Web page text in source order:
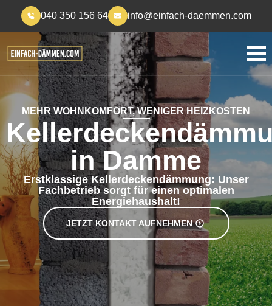
040 350 156 64 info@einfach-daemmen.com
MEHR WOHNKOMFORT, WENIGER HEIZKOSTEN
in Damme
Erstklassige Kellerdeckendämmung: Unser
Fachbetrieb sorgt für einen optimalen
Energiehaushalt!
JETZT KONTAKT AUFNEHMEN